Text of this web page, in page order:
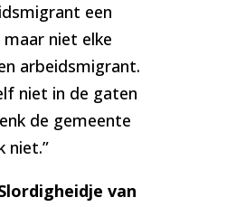
een
niet elke
arbeidsmigrant.
niet in de gaten
de gemeente
niet.”
van